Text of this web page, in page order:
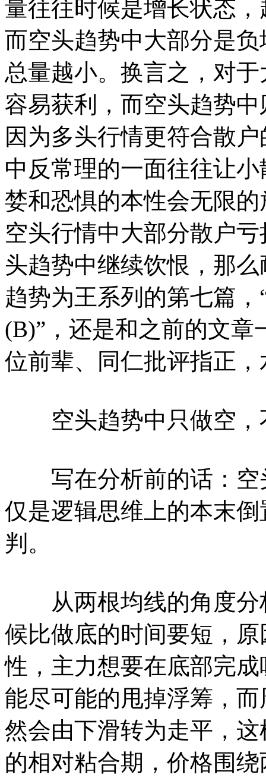
量往往时候是增长状态
而空头趋势中大部分是
总量越小。换言之，对
容易获利，而空头趋势
因为多头行情更符合散
中反常理的一面往往让
婪和恐惧的本性会无限
空头行情中大部分散户
头趋势中继续饮恨，那
趋势为王系列的第七篇
(B)”，还是和之前的文
位前辈、同仁批评指正
空头趋势中只做空，
写在分析前的话：空
仅是逻辑思维上的本末
判。
从两根均线的角度分
候比做底的时间要短，
性，主力想要在底部完
能尽可能的甩掉浮筹，
然会由下滑转为走平，
的相对粘合期，价格围